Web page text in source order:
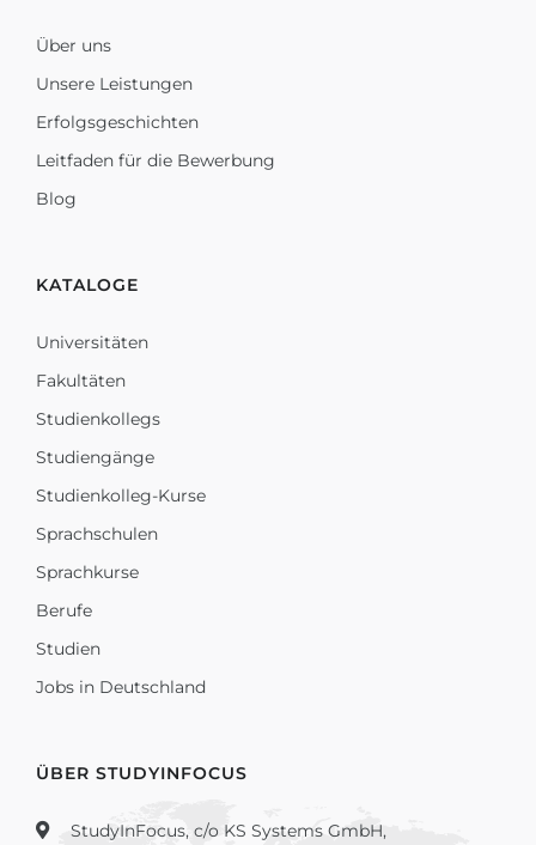
Über uns
Unsere Leistungen
Erfolgsgeschichten
Leitfaden für die Bewerbung
Blog
KATALOGE
Universitäten
Fakultäten
Studienkollegs
Studiengänge
Studienkolleg-Kurse
Sprachschulen
Sprachkurse
Berufe
Studien
Jobs in Deutschland
ÜBER STUDYINFOCUS
StudyInFocus, c/o KS Systems GmbH,